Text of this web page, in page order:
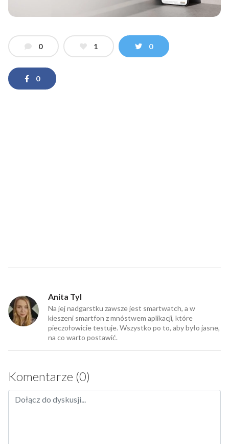
0 1 0
0
Anita Tyl
Na jej nadgarstku zawsze jest smartwatch, a w
kieszeni smartfon z mnóstwem aplikacji, które
pieczołowicie testuje. Wszystko po to, aby było jasne,
na co warto postawić.
Komentarze (0)